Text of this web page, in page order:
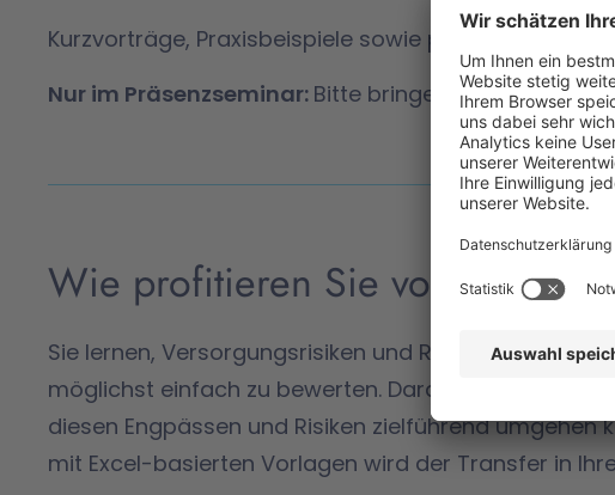
Kurzvorträge, Praxisbeispiele sowie praktische
Nur im Präsenzseminar: Bitte bringen Sie einen
Wie profitieren Sie von diesem
Sie lernen, Versorgungsrisiken und Risiken im
möglichst einfach zu bewerten. Darauf aufbauend
diesen Engpässen und Risiken zielführend umgehen
mit Excel-basierten Vorlagen wird der Transfer in